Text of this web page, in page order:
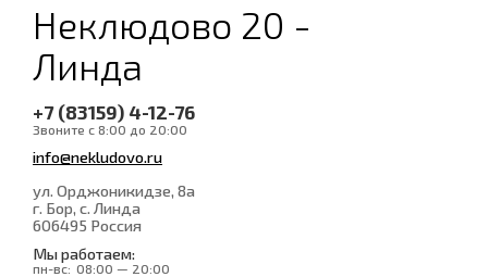
Неклюдово 20 -
Линда
+7 (83159) 4-12-76
Звоните с 8:00 до 20:00
info@nekludovo.ru
ул. Орджоникидзе, 8а
г. Бор, с. Линда
606495 Россия
Мы работаем:
пн-вс: 08:00 — 20:00